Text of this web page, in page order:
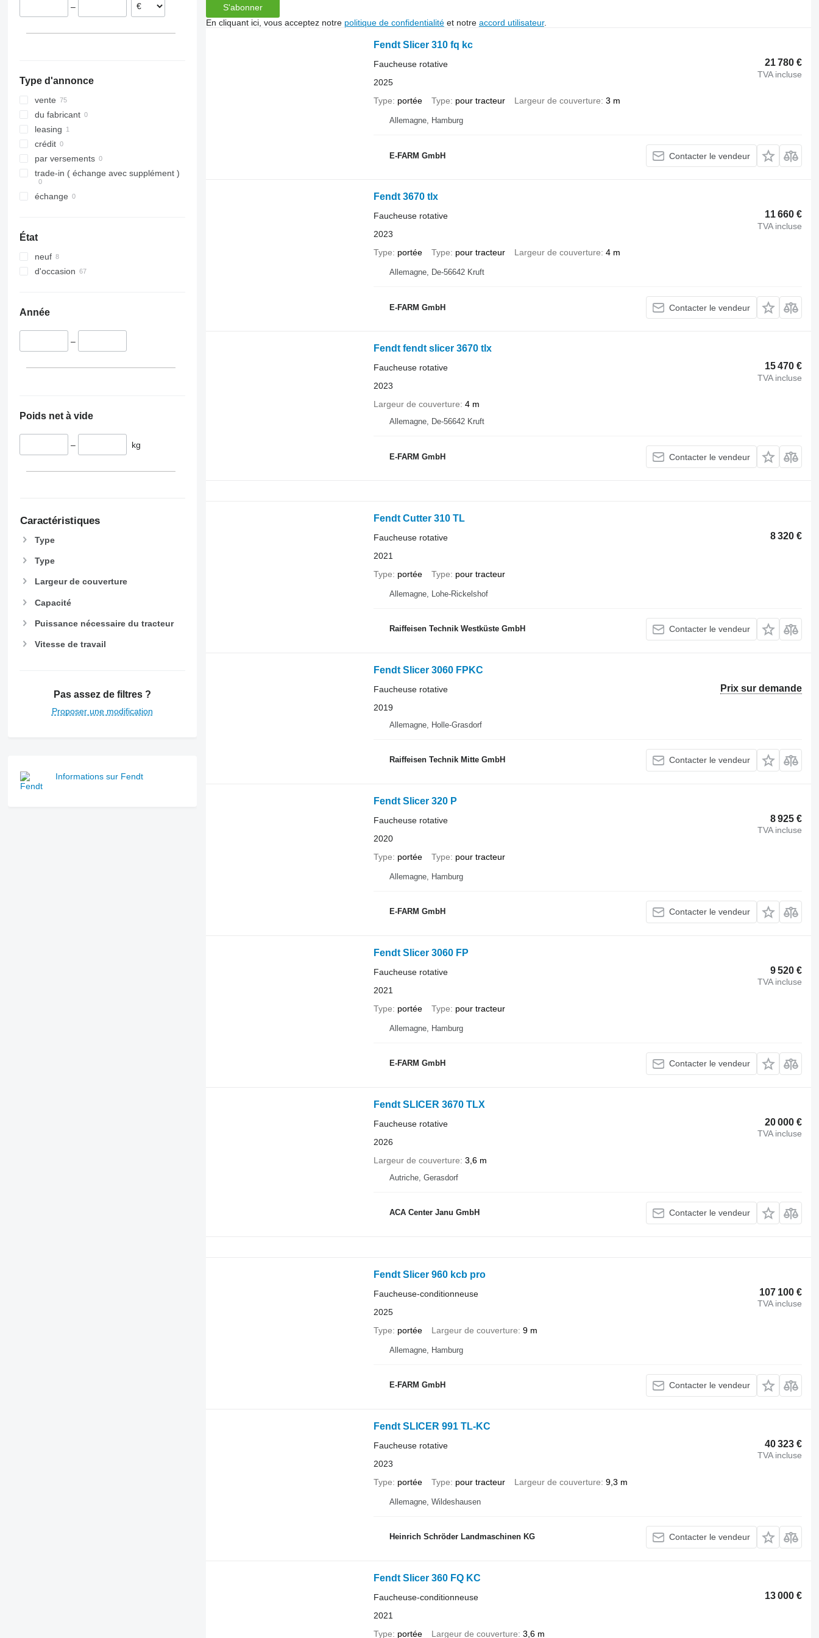
Pologne
–
Type d'annonce
vente
du fabricant
leasing
crédit
par versements
trade-in ( échange avec supplément )
échange
État
neuf
d'occasion
Année
–
Poids net à vide
– kg
Caractéristiques
Type
Type
Largeur de couverture
Capacité
Puissance nécessaire du tracteur
Vitesse de travail
Pas assez de filtres ?
Proposer une modification
Informations sur Fendt
S'abonner
En cliquant ici, vous acceptez notre politique de confidentialitéet notre accord utilisateur.
Fendt Slicer 310 fq kc
21 780 €
TVA incluse
Faucheuse rotative
2025
Type
portée Type pour tracteur Largeur de couverture 3 m
Allemagne, Hamburg
E-FARM GmbH Contacter le vendeur
Fendt 3670 tlx
11 660 €
TVA incluse
Faucheuse rotative
2023
Type
portée Type pour tracteur Largeur de couverture 4 m
Allemagne, De-56642 Kruft
E-FARM GmbH Contacter le vendeur
Fendt fendt slicer 3670 tlx
15 470 €
TVA incluse
Faucheuse rotative
2023
Largeur de couverture 4 m
Allemagne, De-56642 Kruft
E-FARM GmbH Contacter le vendeur
Fendt Cutter 310 TL
8 320 €
Faucheuse rotative
2021
Type
portée Type pour tracteur
Allemagne, Lohe-Rickelshof
Raiffeisen Technik Westküste GmbH Contacter le vendeur
Fendt Slicer 3060 FPKC
Prix sur demande
Faucheuse rotative
2019
Allemagne, Holle-Grasdorf
Raiffeisen Technik Mitte GmbH Contacter le vendeur
Fendt Slicer 320 P
8 925 €
TVA incluse
Faucheuse rotative
2020
Type
portée Type pour tracteur
Allemagne, Hamburg
E-FARM GmbH Contacter le vendeur
Fendt Slicer 3060 FP
9 520 €
TVA incluse
Faucheuse rotative
2021
Type
portée Type pour tracteur
Allemagne, Hamburg
E-FARM GmbH Contacter le vendeur
Fendt SLICER 3670 TLX
20 000 €
TVA incluse
Faucheuse rotative
2026
Largeur de couverture 3,6 m
Autriche, Gerasdorf
ACA Center Janu GmbH Contacter le vendeur
Fendt Slicer 960 kcb pro
107 100 €
TVA incluse
Faucheuse-conditionneuse
2025
Type
portée Largeur de couverture 9 m
Allemagne, Hamburg
E-FARM GmbH Contacter le vendeur
Fendt SLICER 991 TL-KC
40 323 €
TVA incluse
Faucheuse rotative
2023
Type
portée Type pour tracteur Largeur de couverture 9,3 m
Allemagne, Wildeshausen
Heinrich Schröder Landmaschinen KG Contacter le vendeur
Fendt Slicer 360 FQ KC
13 000 €
Faucheuse-conditionneuse
2021
Type
portée Largeur de couverture 3,6 m